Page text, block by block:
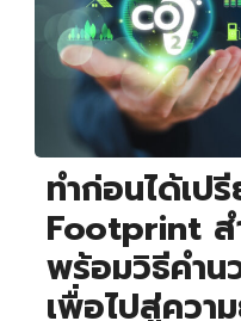
ทำก่อนได้เป
Footprint ส
พร้อมวิธีคำ
เพื่อไปสู่ควา